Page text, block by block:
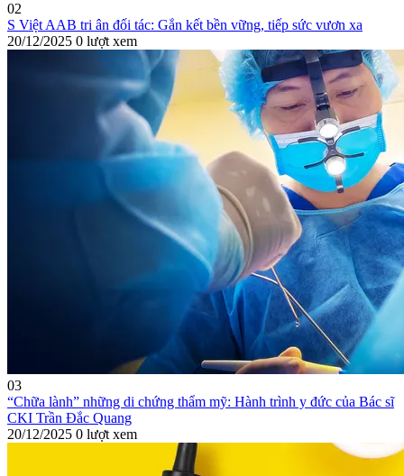
02
S Việt AAB tri ân đối tác: Gắn kết bền vững, tiếp sức vươn xa
20/12/2025 0 lượt xem
03
“Chữa lành” những di chứng thẩm mỹ: Hành trình y đức của Bác sĩ
CKI Trần Đắc Quang
20/12/2025 0 lượt xem